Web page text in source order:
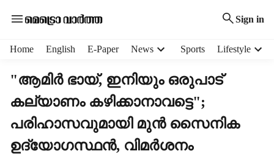
Sign in
Home English E-Paper News Sports Lifestyle
"ആമിർ ഭായ്, ഇനിയും ഒരുപാട്
കല്യാണം കഴിക്കാനാവട്ടെ";
പരിഹാസവുമായി മുൻ സൈനിക
ഉദ്യോഗസ്ഥൻ, വിമർശനം